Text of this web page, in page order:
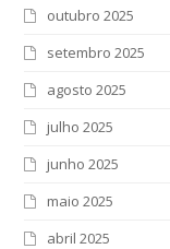
outubro 2025
setembro 2025
agosto 2025
julho 2025
junho 2025
maio 2025
abril 2025